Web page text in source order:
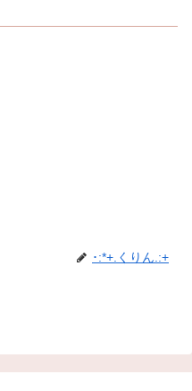
･:*+.くりん.:+